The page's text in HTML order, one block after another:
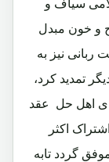
سیاف و
و خون مبدل
ربانی نیز به
تمدید کرد،
اهل حل عقد
1371 (19 دسمبر1992) با اشتراک اکثر
گردد تابه